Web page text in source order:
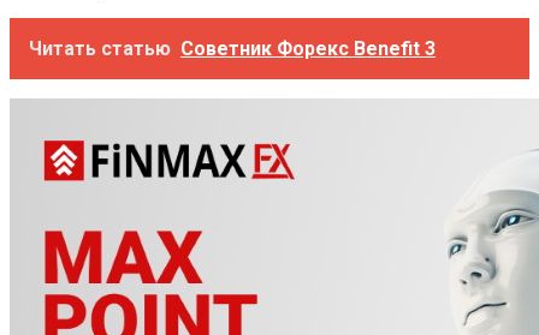
Читать статью Советник Форекс Benefit 3